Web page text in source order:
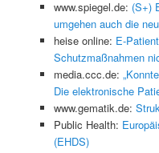
www.spiegel.de: (S+)
umgehen auch die
heise online: E-
Schutzmaßnahmen
media.ccc.de:
Die elektronische
www.gematik.de:
Public Health:
(EHDS)